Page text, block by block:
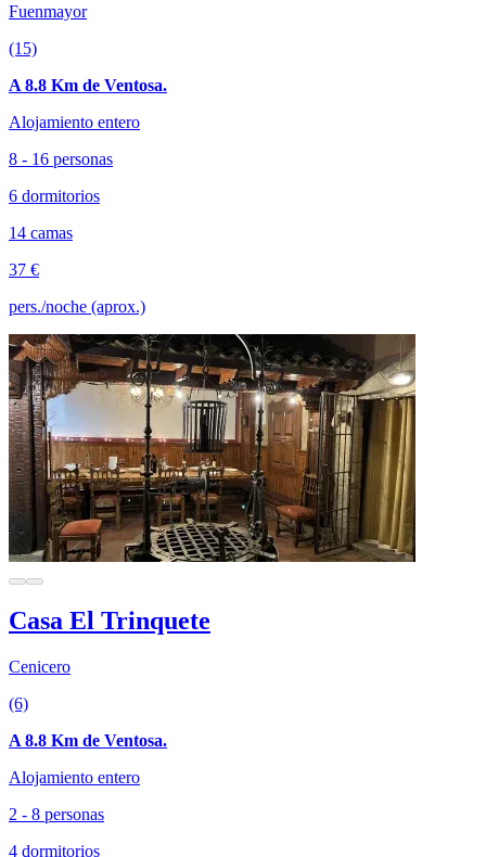
Fuenmayor
(15)
A 8.8 Km de Ventosa.
Alojamiento entero
8 - 16 personas
6 dormitorios
14 camas
37 €
pers./noche (aprox.)
Casa El Trinquete
Cenicero
(6)
A 8.8 Km de Ventosa.
Alojamiento entero
2 - 8 personas
4 dormitorios